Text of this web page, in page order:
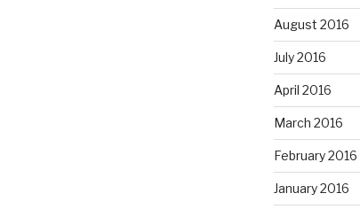
August 2016
July 2016
April 2016
March 2016
February 2016
January 2016